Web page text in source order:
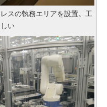
スの執務エリアを設置。工
い